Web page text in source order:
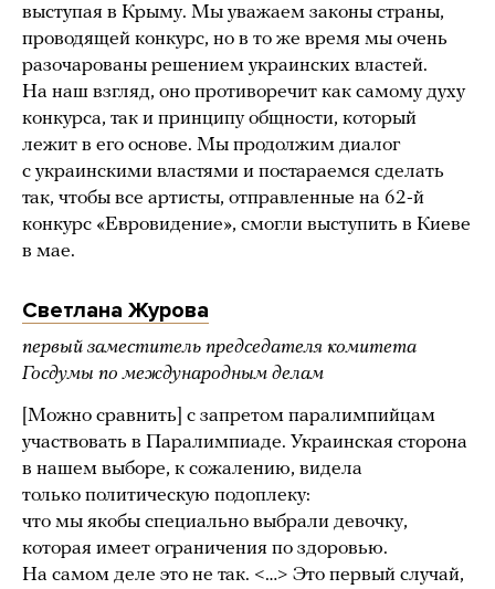
выступая в Крыму. Мы уважаем законы страны,
проводящей конкурс, но в то же время мы очень
разочарованы решением украинских властей.
На наш взгляд, оно противоречит как самому духу
конкурса, так и принципу общности, который
лежит в его основе. Мы продолжим диалог
с украинскими властями и постараемся сделать
так, чтобы все артисты, отправленные на 62-й
конкурс «Евровидение», смогли выступить в Киеве
в мае.
Светлана Журова
первый заместитель председателя комитета
Госдумы по международным делам
[Можно сравнить] с запретом паралимпийцам
участвовать в Паралимпиаде. Украинская сторона
в нашем выборе, к сожалению, видела
только политическую подоплеку:
что мы якобы специально выбрали девочку,
которая имеет ограничения по здоровью.
На самом деле это не так. <…> Это первый случай,